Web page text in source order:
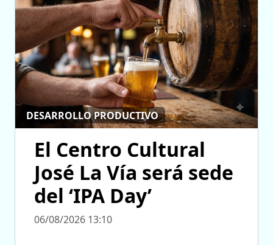
DESARROLLO PRODUCTIVO
El Centro Cultural
José La Vía será sede
del ‘IPA Day’
06/08/2026 13:10